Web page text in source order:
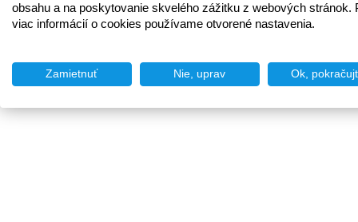
obsahu a na poskytovanie skvelého zážitku z webových stránok.
viac informácií o cookies používame otvorené nastavenia.
Zamietnuť Nie, uprav Ok,